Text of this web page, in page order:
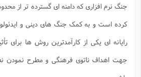
جنگ نرم افزاری که دامنه ای گسترده تر از
کرده است و به کمک جنگ های دینی و
رایانه ای یکی از کارآمدترین روش ها برای
جهت اهداف ناتوی فرهنگی و مطرح نمودن